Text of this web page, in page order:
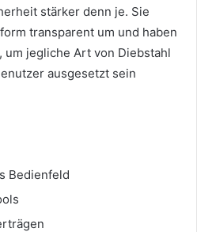
stärker denn je. Sie
transparent um und haben
jegliche Art von Diebstahl
ausgesetzt sein
Bedienfeld